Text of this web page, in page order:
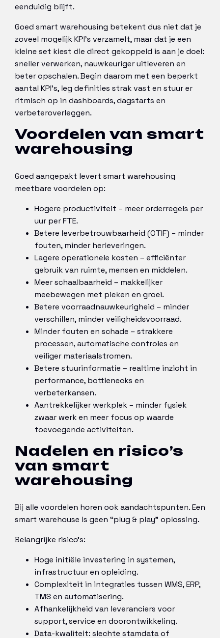
eenduidig blijft.
Goed smart warehousing betekent dus niet dat je
zoveel mogelijk KPI’s verzamelt, maar dat je een
kleine set kiest die direct gekoppeld is aan je doel:
sneller verwerken, nauwkeuriger uitleveren en
beter opschalen. Begin daarom met een beperkt
aantal KPI’s, leg definities strak vast en stuur er
ritmisch op in dashboards, dagstarts en
verbeteroverleggen.
Voordelen van smart
warehousing
Goed aangepakt levert smart warehousing
meetbare voordelen op:
Hogere productiviteit – meer orderregels per
uur per FTE.
Betere leverbetrouwbaarheid (OTIF) – minder
fouten, minder herleveringen.
Lagere operationele kosten – efficiënter
gebruik van ruimte, mensen en middelen.
Meer schaalbaarheid – makkelijker
meebewegen met pieken en groei.
Betere voorraadnauwkeurigheid – minder
verschillen, minder veiligheidsvoorraad.
Minder fouten en schade – strakkere
processen, automatische controles en
veiliger materiaalstromen.
Betere stuurinformatie – realtime inzicht in
performance, bottlenecks en
verbeterkansen.
Aantrekkelijker werkplek – minder fysiek
zwaar werk en meer focus op waarde
toevoegende activiteiten.
Nadelen en risico’s
van smart
warehousing
Bij alle voordelen horen ook aandachtspunten. Een
smart warehouse is geen “plug & play” oplossing.
Belangrijke risico’s:
Hoge initiële investering in systemen,
infrastructuur en opleiding.
Complexiteit in integraties tussen WMS, ERP,
TMS en automatisering.
Afhankelijkheid van leveranciers voor
support, service en doorontwikkeling.
Data-kwaliteit: slechte stamdata of